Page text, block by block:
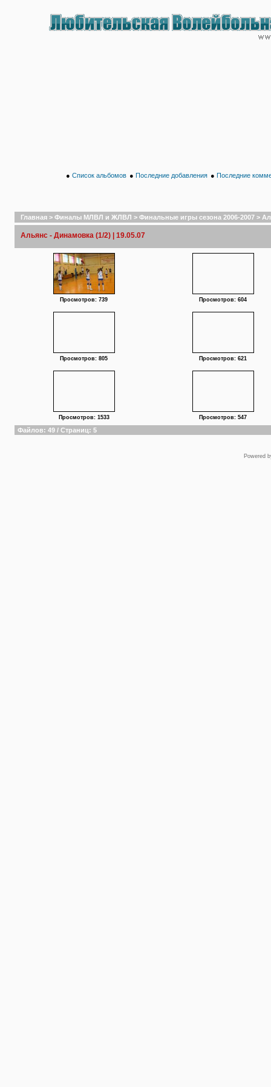
● Список альбомов ● Последние добавления ● Последние
Главная > Финалы МЛВЛ и ЖЛВЛ > Финальные игры сезона 2006-2007 >
Альянс - Динамовка (1/2) | 19.05.07
Просмотров: 739 Просмотров: 604
Просмотров: 805 Просмотров: 621
Просмотров: 1533 Просмотров: 547
Файлов: 49 / Страниц: 5
Powered